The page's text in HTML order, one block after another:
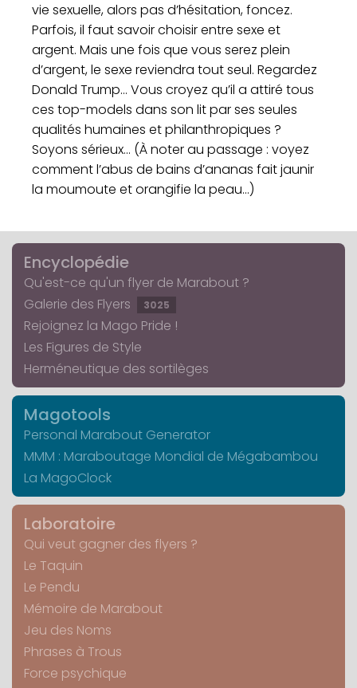
vie sexuelle, alors pas d’hésitation, foncez.
Parfois, il faut savoir choisir entre sexe et
argent. Mais une fois que vous serez plein
d’argent, le sexe reviendra tout seul. Regardez
Donald Trump… Vous croyez qu’il a attiré tous
ces top-models dans son lit par ses seules
qualités humaines et philanthropiques ?
Soyons sérieux... (À noter au passage : voyez
comment l’abus de bains d’ananas fait jaunir
la moumoute et orangifie la peau...)
Encyclopédie
Qu'est-ce qu'un flyer de Marabout ?
Galerie des Flyers
3025
Rejoignez la Mago Pride !
Les Figures de Style
Herméneutique des sortilèges
Magotools
Personal Marabout Generator
MMM : Maraboutage Mondial de Mégabambou
La MagoClock
Laboratoire
Qui veut gagner des flyers ?
Le Taquin
Le Pendu
Mémoire de Marabout
Jeu des Noms
Phrases à Trous
Force psychique